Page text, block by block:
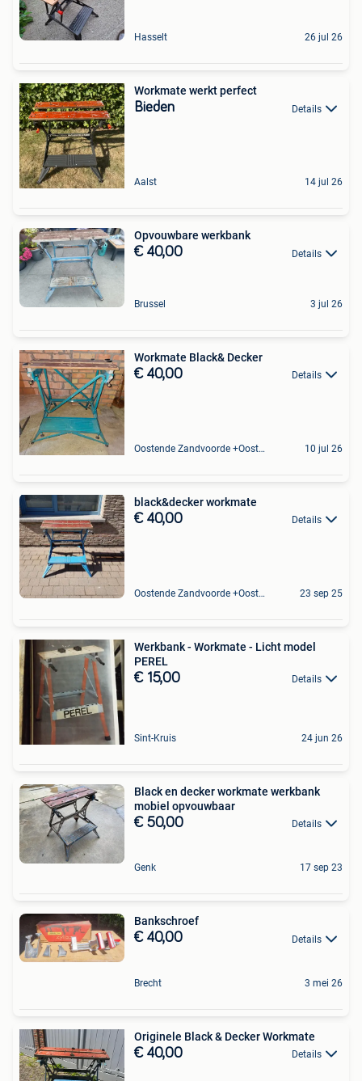
Hasselt 26 jul 26
Workmate werkt perfect
Bieden Details
Aalst 14 jul 26
Opvouwbare werkbank
€ 40,00 Details
Brussel 3 jul 26
Workmate Black& Decker
€ 40,00 Details
Oostende Zandvoorde +Oostende 10 jul 26
black&decker workmate
€ 40,00 Details
Oostende Zandvoorde +Oostende 23 sep 25
Werkbank - Workmate - Licht model
PEREL
€ 15,00 Details
Sint-Kruis 24 jun 26
Black en decker workmate werkbank
mobiel opvouwbaar
€ 50,00 Details
Genk 17 sep 23
Bankschroef
€ 40,00 Details
Brecht 3 mei 26
Originele Black & Decker Workmate
€ 40,00 Details